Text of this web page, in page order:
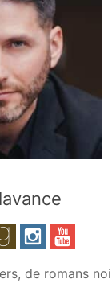
de romans